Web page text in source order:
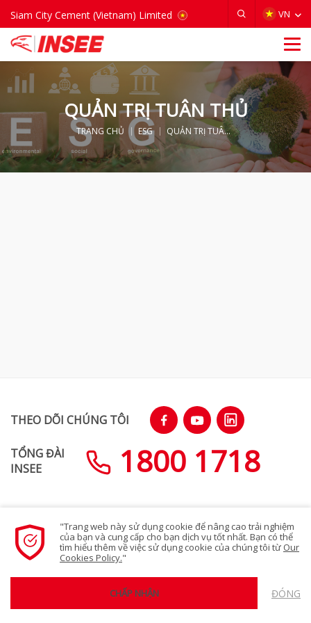
Siam City Cement (Vietnam) Limited VN
QUẢN TRỊ TUÂN THỦ
TRANG CHỦ ESG QUẢN TRỊ TUÂN THỦ
THEO DÕI CHÚNG TÔI
TỔNG ĐÀI
INSEE
1800 1718
© 2023 Siam City Cement (Vietnam) Limited. All rights reserved.
Chính sách bảo mật quyền riêng tư
SƠ ĐỒ TRANG WEB
"Trang web này sử dụng cookie để nâng cao trải nghiệm
của bạn và cung cấp cho bạn dịch vụ tốt nhất. Bạn có thể
tìm hiểu thêm về việc sử dụng cookie của chúng tôi từ Our
Cookies Policy."
CHẤP NHẬN ĐÓNG